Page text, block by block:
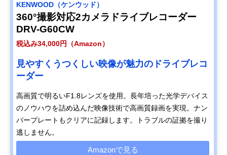
KENWOOD（ケンウッド）
360°撮影対応2カメラドライブレコーダー
DRV-G60CW
税込み34,000円（Amazon）
見やすくうつくしい映像が魅力のドライブレコ
ーダー
高画質で明るいF1.8レンズを使用。長年培った光学デバイス
のノウハウを詰め込んだ映像技術で高画質録画を実現。ナン
バープレートもクリアに記録します。トラブルの証拠を撮り
逃しません。
Amazonで見る